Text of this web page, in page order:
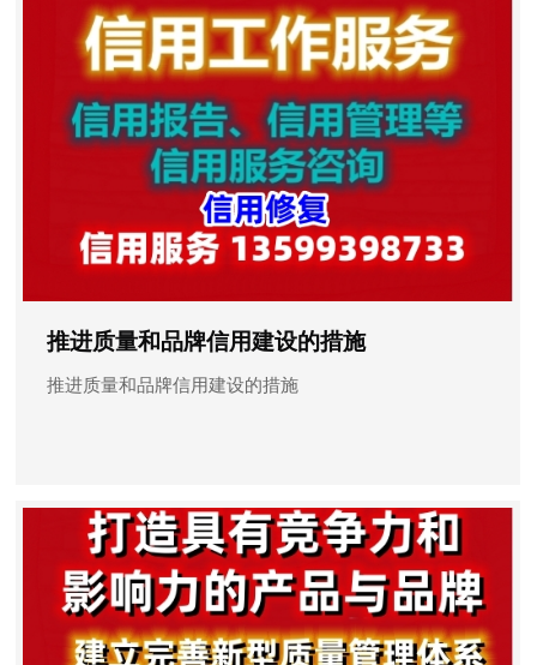
推进质量和品牌信用建设的措施
推进质量和品牌信用建设的措施